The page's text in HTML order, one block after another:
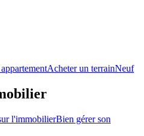
Acheter un terrainNeuf
l'immobilierBien gérer son